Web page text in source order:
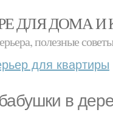
ДЛЯ ДОМА И
полезные
для квартиры
в